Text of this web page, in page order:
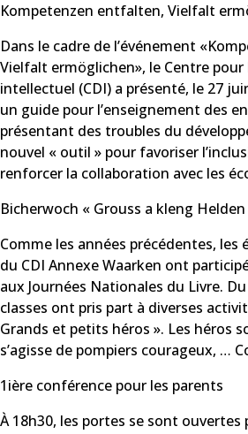
Kompetenzen entfalten, Vielfalt
Dans le cadre de l’événement
Vielfalt ermöglichen», le Centre
intellectuel (CDI) a présenté, le 27
un guide pour l’enseignement des
présentant des troubles du
nouvel « outil » pour favoriser
renforcer la collaboration avec les
Bicherwoch « Grouss a kleng Helden
Comme les années précédentes, les
du CDI Annexe Waarken ont
aux Journées Nationales du Livre.
classes ont pris part à diverses
Grands et petits héros ». Les héros
s’agisse de pompiers courageux, …
1ière conférence pour les parents
À 18h30, les portes se sont ouvertes